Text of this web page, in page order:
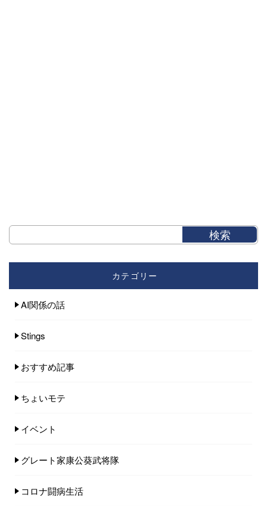
カテゴリー
AI関係の話
Stings
おすすめ記事
ちょいモテ
イベント
グレート家康公葵武将隊
コロナ闘病生活